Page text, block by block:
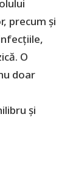
precum și
O
doar
și